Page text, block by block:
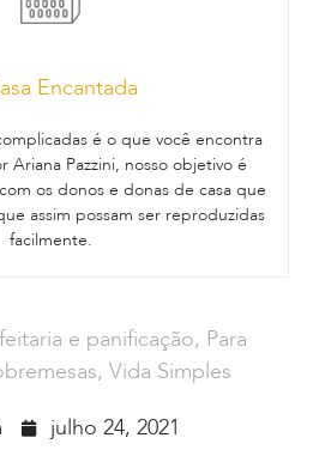
Encantada
é o que você encontra
Ariana Pazzini, nosso objetivo é
os donos e donas de casa que
assim possam ser reproduzidas
facilmente.
e panificação, Para
, Vida Simples
julho 24, 2021